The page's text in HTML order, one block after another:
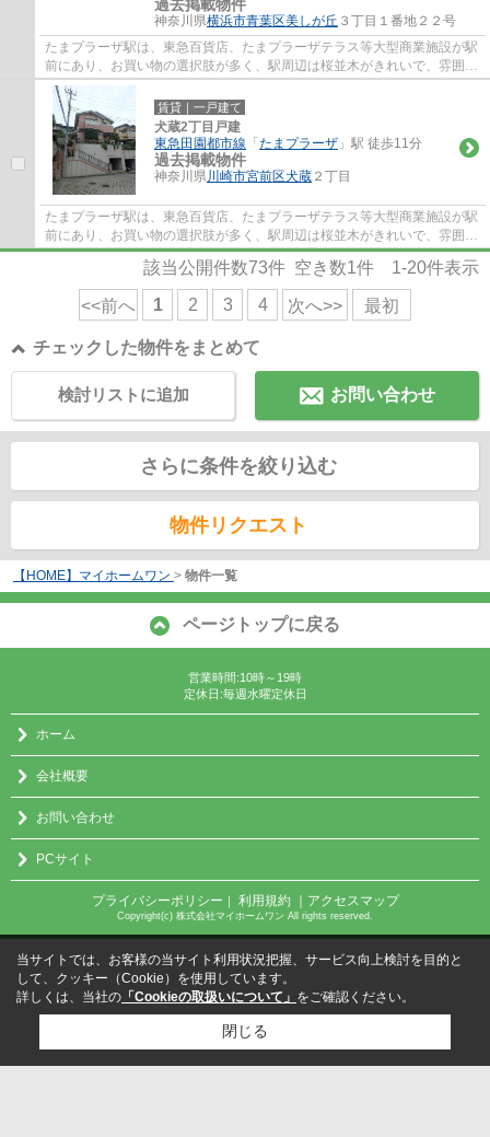
過去掲載物件
神奈川県横浜市青葉区美しが丘 ３丁目１番地２２号
たまプラーザ駅は、東急百貨店、たまプラーザテラス等大型商業施設が駅
前にあり、お買い物の選択肢が多く、駅周辺は桜並木がきれいで、雰囲気
が良くとても人気の駅です。駅徒歩５分の...
賃貸｜一戸建て
犬蔵2丁目戸建
東急田園都市線 「 たまプラーザ 」駅 徒歩11分
過去掲載物件
神奈川県川崎市宮前区犬蔵 ２丁目
たまプラーザ駅は、東急百貨店、たまプラーザテラス等大型商業施設が駅
前にあり、お買い物の選択肢が多く、駅周辺は桜並木がきれいで、雰囲気
が良くとても人気の駅です。駅徒歩５分の...
該当公開件数73件 空き数1件 1-20件表示
<<前へ 1 2 3 4 次へ>> 最初
チェックした物件をまとめて
お問い合わせ
検討リストに追加
さらに条件を絞り込む
物件リクエスト
【HOME】マイホームワン > 物件一覧
ページトップに戻る
営業時間:10時～19時
定休日:毎週水曜定休日
ホーム
会社概要
お問い合わせ
PCサイト
プライバシーポリシー ｜ 利用規約 ｜アクセスマップ
Copyright(c) 株式会社マイホームワン All rights reserved.
当サイトでは、お客様の当サイト利用状況把握、サービス向上検討を目的と
して、クッキー（Cookie）を使用しています。
詳しくは、当社の 「Cookieの取扱いについて」 をご確認ください。
閉じる